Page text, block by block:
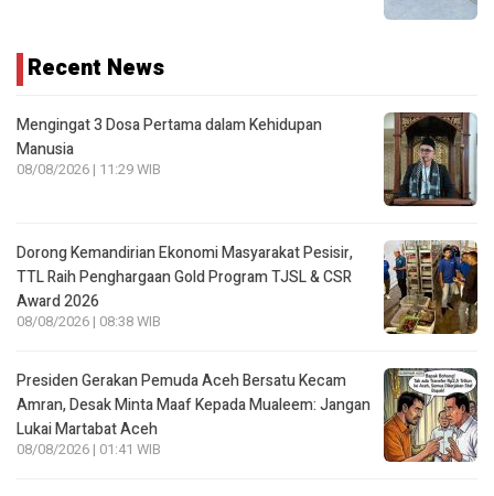
Recent News
Mengingat 3 Dosa Pertama dalam Kehidupan
Manusia
08/08/2026 | 11:29 WIB
Dorong Kemandirian Ekonomi Masyarakat Pesisir,
TTL Raih Penghargaan Gold Program TJSL & CSR
Award 2026
08/08/2026 | 08:38 WIB
Presiden Gerakan Pemuda Aceh Bersatu Kecam
Amran, Desak Minta Maaf Kepada Mualeem: Jangan
Lukai Martabat Aceh
08/08/2026 | 01:41 WIB